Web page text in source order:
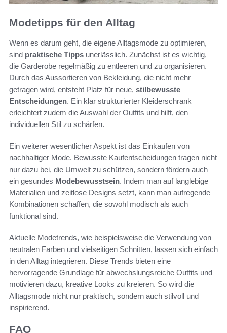
Modetipps für den Alltag
Wenn es darum geht, die eigene Alltagsmode zu optimieren,
sind praktische Tipps unerlässlich. Zunächst ist es wichtig,
die Garderobe regelmäßig zu entleeren und zu organisieren.
Durch das Aussortieren von Bekleidung, die nicht mehr
getragen wird, entsteht Platz für neue, stilbewusste
Entscheidungen. Ein klar strukturierter Kleiderschrank
erleichtert zudem die Auswahl der Outfits und hilft, den
individuellen Stil zu schärfen.
Ein weiterer wesentlicher Aspekt ist das Einkaufen von
nachhaltiger Mode. Bewusste Kaufentscheidungen tragen nicht
nur dazu bei, die Umwelt zu schützen, sondern fördern auch
ein gesundes Modebewusstsein. Indem man auf langlebige
Materialien und zeitlose Designs setzt, kann man aufregende
Kombinationen schaffen, die sowohl modisch als auch
funktional sind.
Aktuelle Modetrends, wie beispielsweise die Verwendung von
neutralen Farben und vielseitigen Schnitten, lassen sich einfach
in den Alltag integrieren. Diese Trends bieten eine
hervorragende Grundlage für abwechslungsreiche Outfits und
motivieren dazu, kreative Looks zu kreieren. So wird die
Alltagsmode nicht nur praktisch, sondern auch stilvoll und
inspirierend.
FAQ